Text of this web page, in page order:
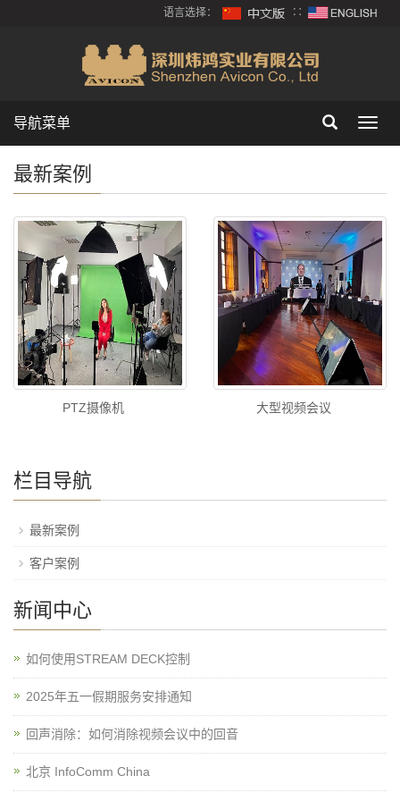
语言选择： ∷
导航菜单
最新案例
PTZ摄像机 大型视频会议
栏目导航
最新案例
客户案例
新闻中心
如何使用STREAM DECK控制
2025年五一假期服务安排通知
回声消除：如何消除视频会议中的回音
北京 InfoComm China